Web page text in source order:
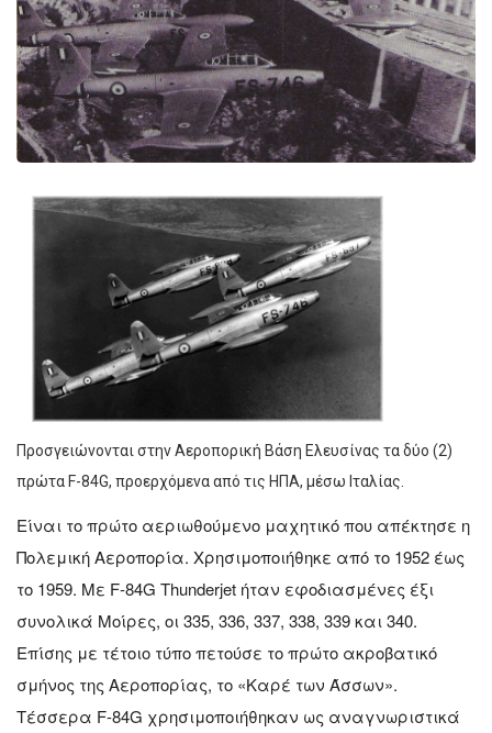
Προσγειώνονται στην Αεροπορική Βάση Ελευσίνας τα δύο (2)
πρώτα F-84G, προερχόμενα από τις ΗΠΑ, μέσω Ιταλίας.
Είναι το πρώτο αεριωθούμενο μαχητικό που απέκτησε η
Πολεμική Αεροπορία. Χρησιμοποιήθηκε από το 1952 έως
το 1959. Με F-84G Thunderjet ήταν εφοδιασμένες έξι
συνολικά Μοίρες, οι 335, 336, 337, 338, 339 και 340.
Επίσης με τέτοιο τύπο πετούσε το πρώτο ακροβατικό
σμήνος της Αεροπορίας, το «Καρέ των Άσσων».
Τέσσερα F-84G χρησιμοποιήθηκαν ως αναγνωριστικά